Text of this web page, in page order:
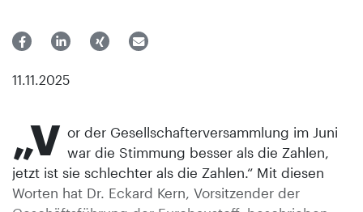
11.11.2025
„V or der Gesellschafterversammlung im Juni
war die Stimmung besser als die Zahlen,
jetzt ist sie schlechter als die Zahlen.“ Mit diesen
Worten hat Dr. Eckard Kern, Vorsitzender der